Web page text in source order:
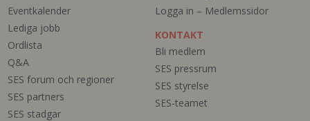
Eventkalender
Lediga jobb
Ordlista
Q&A
SES forum och regioner
SES partners
SES stadgar
Logga in – Medlemssidor
KONTAKT
Bli medlem
SES pressrum
SES styrelse
SES-teamet